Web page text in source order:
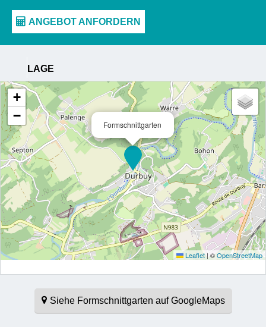
LAGE
Formschnittgarten
+
−
Leaflet |©OpenStreetMap
Siehe Formschnittgarten auf GoogleMaps